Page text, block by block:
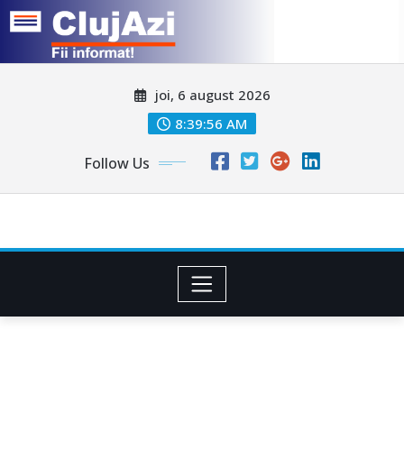
joi, 6 august 2026
8:39:58 AM
Follow Us